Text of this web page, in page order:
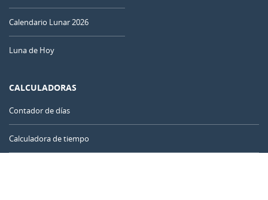
Calendario Lunar 2026
Luna de Hoy
CALCULADORAS
Contador de días
Calculadora de tiempo